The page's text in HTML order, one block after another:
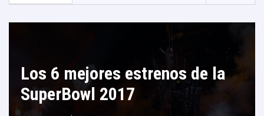
Los 6 mejores estrenos de la
SuperBowl 2017